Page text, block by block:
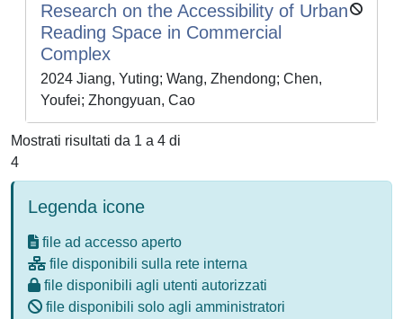
Research on the Accessibility of Urban
Reading Space in Commercial
Complex
2024 Jiang, Yuting; Wang, Zhendong; Chen,
Youfei; Zhongyuan, Cao
Mostrati risultati da 1 a 4 di
4
Legenda icone
file ad accesso aperto
file disponibili sulla rete interna
file disponibili agli utenti autorizzati
file disponibili solo agli amministratori